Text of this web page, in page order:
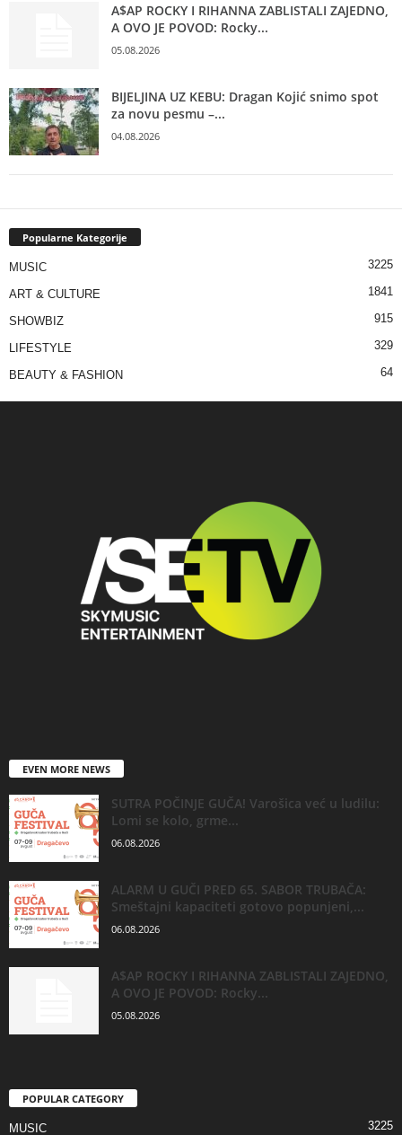
A$AP ROCKY I RIHANNA ZABLISTALI ZAJEDNO,
A OVO JE POVOD: Rocky...
05.08.2026
BIJELJINA UZ KEBU: Dragan Kojić snimo spot
za novu pesmu –...
04.08.2026
Popularne Kategorije
MUSIC 3225
ART & CULTURE 1841
SHOWBIZ 915
LIFESTYLE 329
BEAUTY & FASHION 64
EVEN MORE NEWS
SUTRA POČINJE GUČA! Varošica već u ludilu:
Lomi se kolo, grme...
06.08.2026
ALARM U GUČI PRED 65. SABOR TRUBAČA:
Smeštajni kapaciteti gotovo popunjeni,...
06.08.2026
A$AP ROCKY I RIHANNA ZABLISTALI ZAJEDNO,
A OVO JE POVOD: Rocky...
05.08.2026
POPULAR CATEGORY
MUSIC 3225